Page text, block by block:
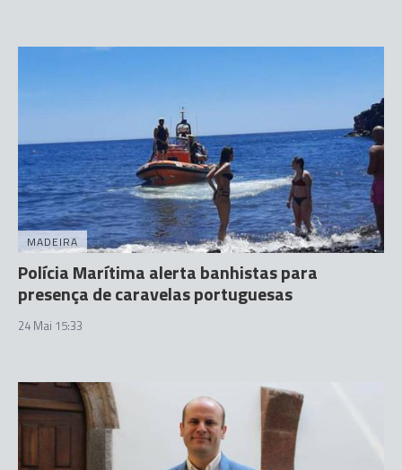
MADEIRA
Polícia Marítima alerta banhistas para
presença de caravelas portuguesas
24 Mai 15:33